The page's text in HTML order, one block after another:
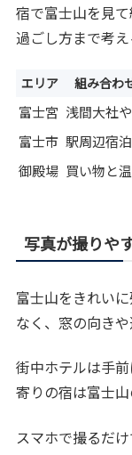
宿で富士山を見
過ごし方まで考え
エリア 組み合わ
富士宮 浅間大社
富士市 駅周辺宿
御殿場 買い物と
写真が撮りや
富士山をきれい
なく、窓の向き
街中ホテルは手
寄りの宿は富士
スマホで撮るだ